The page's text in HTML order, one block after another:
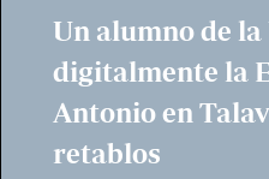
Un alumno de
digitalmente la
Antonio en
retablos